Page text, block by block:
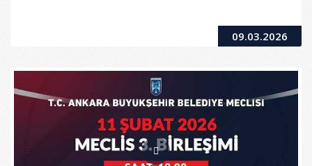
09.03.2026